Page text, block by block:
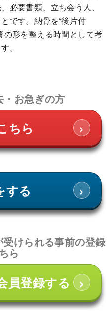
必要書類、立ち会う人、
です。納骨を“後片付
の形を整える時間として考
。
・お急ぎの方
ちら ›
する ›
けられる事前の登録
ら
員登録する ›